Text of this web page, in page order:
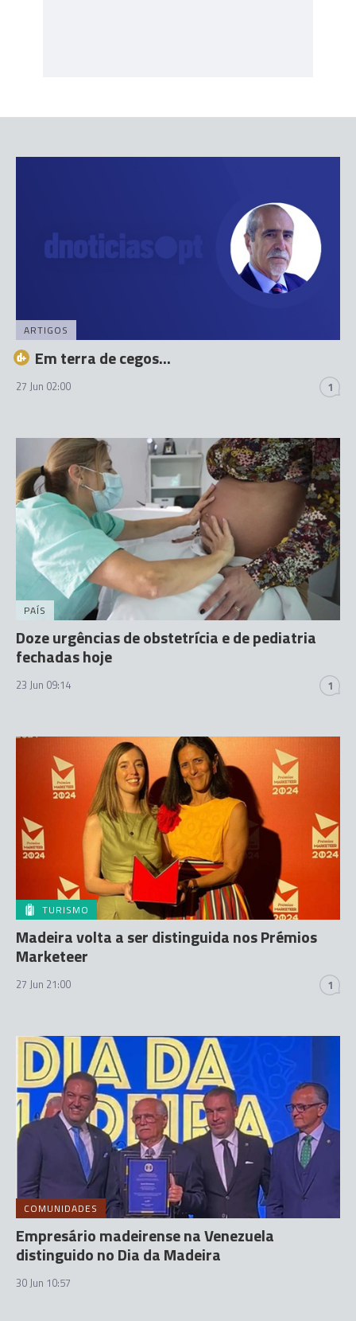
ARTIGOS
Em terra de cegos...
27 Jun 02:00 1
PAÍS
Doze urgências de obstetrícia e de pediatria
fechadas hoje
23 Jun 09:14 1
TURISMO
Madeira volta a ser distinguida nos Prémios
Marketeer
27 Jun 21:00 1
COMUNIDADES
Empresário madeirense na Venezuela
distinguido no Dia da Madeira
30 Jun 10:57